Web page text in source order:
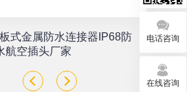
式金属防水连接器IP68防
航空插头厂家
电话咨询
在线咨询